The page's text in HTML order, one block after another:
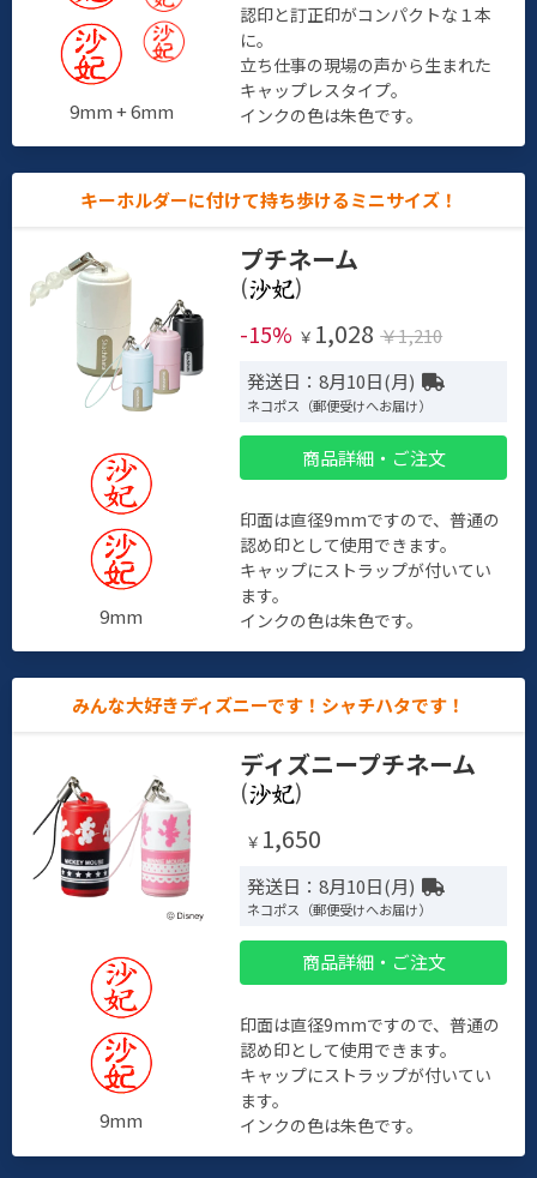
9mm + 6mm
認印と訂正印がコンパクトな１本
に。
立ち仕事の現場の声から生まれた
キャップレスタイプ。
インクの色は朱色です。
キーホルダーに付けて持ち歩けるミニサイズ！
9mm
プチネーム
(
)
-15% ￥ 1,028 ￥1,210
発送日：8月10日(月)
ネコポス（郵便受けへお届け）
商品詳細・ご注文
印面は直径9mmですので、普通の
認め印として使用できます。
キャップにストラップが付いてい
ます。
インクの色は朱色です。
みんな大好きディズニーです！シャチハタです！
9mm
ディズニープチネーム
( )
￥ 1,650
発送日：8月10日(月)
ネコポス（郵便受けへお届け）
商品詳細・ご注文
印面は直径9mmですので、普通の
認め印として使用できます。
キャップにストラップが付いてい
ます。
インクの色は朱色です。